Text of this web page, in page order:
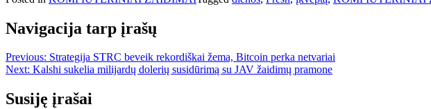
Navigacija tarp įrašų
Previous: Strategija STRC beveik rekordiškai žema, Bitcoin perka netvariai
Next: Kalshi sukelia milijardų dolerių susidūrimą su JAV žaidimų pramone
Susiję įrašai